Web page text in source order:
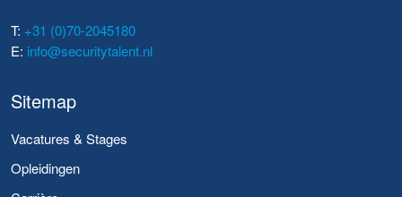
T: +31 (0)70-2045180
E: info@securitytalent.nl
Sitemap
Vacatures & Stages
Opleidingen